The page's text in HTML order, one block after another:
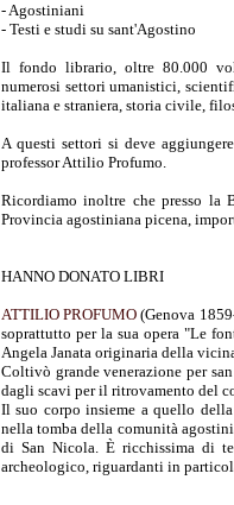
- Agostiniani
- Testi e studi su sant'Agostino
Il fondo librario, oltre 80.000
numerosi settori umanistici,
italiana e straniera, storia civile,
A questi settori si deve
professor Attilio Profumo.
Ricordiamo inoltre che presso
Provincia agostiniana picena,
HANNO DONATO LIBRI
ATTILIO PROFUMO (Genova
soprattutto per la sua opera "Le
Angela Janata originaria della
Coltivò grande venerazione per
dagli scavi per il ritrovamento del
Il suo corpo insieme a quello
nella tomba della comunità
di San Nicola. È ricchissima di
archeologico, riguardanti in